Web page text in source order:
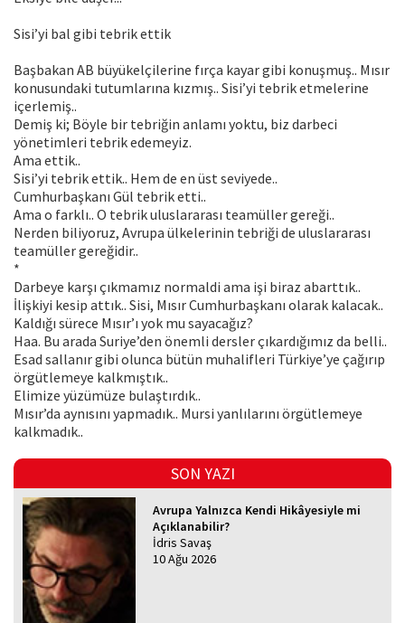
Sisi’yi bal gibi tebrik ettik
Başbakan AB büyükelçilerine fırça kayar gibi konuşmuş.. Mısır
konusundaki tutumlarına kızmış.. Sisi’yi tebrik etmelerine
içerlemiş..
Demiş ki; Böyle bir tebriğin anlamı yoktu, biz darbeci
yönetimleri tebrik edemeyiz.
Ama ettik..
Sisi’yi tebrik ettik.. Hem de en üst seviyede..
Cumhurbaşkanı Gül tebrik etti..
Ama o farklı.. O tebrik uluslararası teamüller gereği..
Nerden biliyoruz, Avrupa ülkelerinin tebriği de uluslararası
teamüller gereğidir..
*
Darbeye karşı çıkmamız normaldi ama işi biraz abarttık..
İlişkiyi kesip attık.. Sisi, Mısır Cumhurbaşkanı olarak kalacak..
Kaldığı sürece Mısır’ı yok mu sayacağız?
Haa. Bu arada Suriye’den önemli dersler çıkardığımız da belli..
Esad sallanır gibi olunca bütün muhalifleri Türkiye’ye çağırıp
örgütlemeye kalkmıştık..
Elimize yüzümüze bulaştırdık..
Mısır’da aynısını yapmadık.. Mursi yanlılarını örgütlemeye
kalkmadık..
SON YAZI
Avrupa Yalnızca Kendi Hikâyesiyle mi
Açıklanabilir?
İdris Savaş
10 Ağu 2026